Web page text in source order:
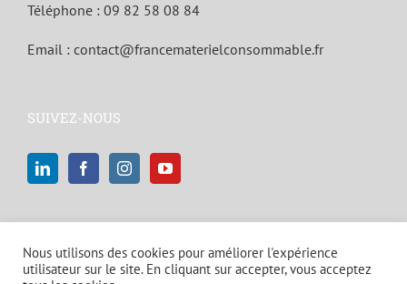
Téléphone : 09 82 58 08 84
Email : contact@francematerielconsommable.fr
SUIVEZ-NOUS
Nous utilisons des cookies pour améliorer l'expérience
utilisateur sur le site. En cliquant sur accepter, vous acceptez